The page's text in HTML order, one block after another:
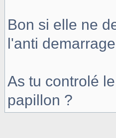
Bon si elle ne
l'anti
As tu controlé
papillon ?